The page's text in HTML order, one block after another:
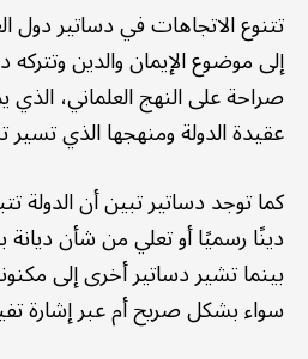
تتنوع الاتجاهات في دساتير دول
إلى موضوع الإيمان والدين
صراحة على النهج العلماني،
عقيدة الدولة ومنهجها الذي تسير
كما توجد دساتير تبين أن الدولة
دينًا رسميًا أو تعلي من شأن ديانة
بينما تشير دساتير أخرى إلى
سواء بشكل صريح أم عبر إشارة